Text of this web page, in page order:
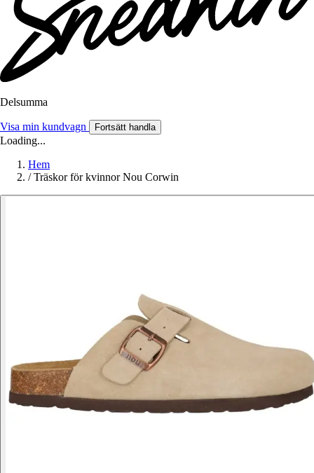
Delsumma
Visa min kundvagn Fortsätt handla
Loading...
Hem
/ Träskor för kvinnor Nou Corwin